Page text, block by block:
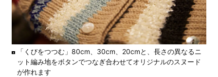
「くびをつつむ」80cm、30cm、20cmと、長さの異なるニ
ット編み地をボタンでつなぎ合わせてオリジナルのスヌード
が作れます